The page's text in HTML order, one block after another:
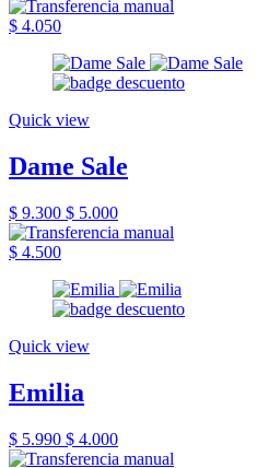
$ 4.050
Quick view
Dame Sale
$ 9.300 $ 5.000
$ 4.500
Quick view
Emilia
$ 5.990 $ 4.000